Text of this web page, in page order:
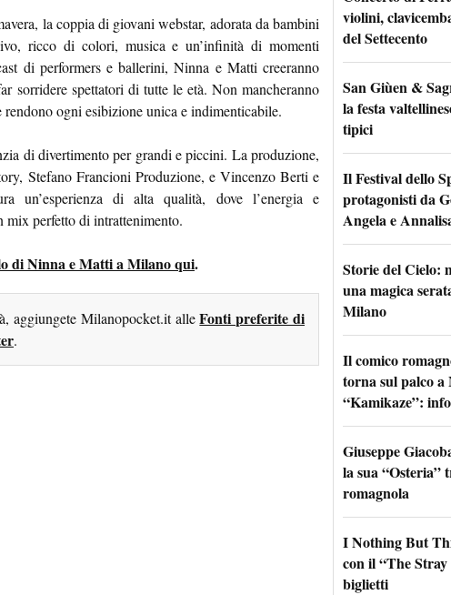
la coppia di giovani webstar, adorata da bambini
ricco di colori, musica e un’infinità di momenti
di performers e ballerini, Ninna e Matti creeranno
sorridere spettatori di tutte le età. Non mancheranno
ogni esibizione unica e indimenticabile.
di divertimento per grandi e piccini. La produzione,
Stefano Francioni Produzione, e Vincenzo Berti e
un’esperienza di alta qualità, dove l’energia e
mix perfetto di intrattenimento.
di Ninna e Matti a Milano qui.
aggiungete Milanopocket.it alleFonti preferite di
.
violini,
del Settecento
San Giùen &
la festa
tipici
Il Festival dello
protagonisti da
Angela e
Storie del Cielo:
una magica
Milano
Il comico
torna sul palco a
“Kamikaze”:
Giuseppe
la sua “Osteria”
romagnola
I Nothing But
con il “The
biglietti